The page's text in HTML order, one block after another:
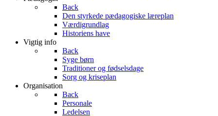
Back
Den styrkede pædagogiske læreplan
Værdigrundlag
Historiens have
Vigtig info
Back
Syge børn
Traditioner og fødselsdage
Sorg og kriseplan
Organisation
Back
Personale
Ledelsen